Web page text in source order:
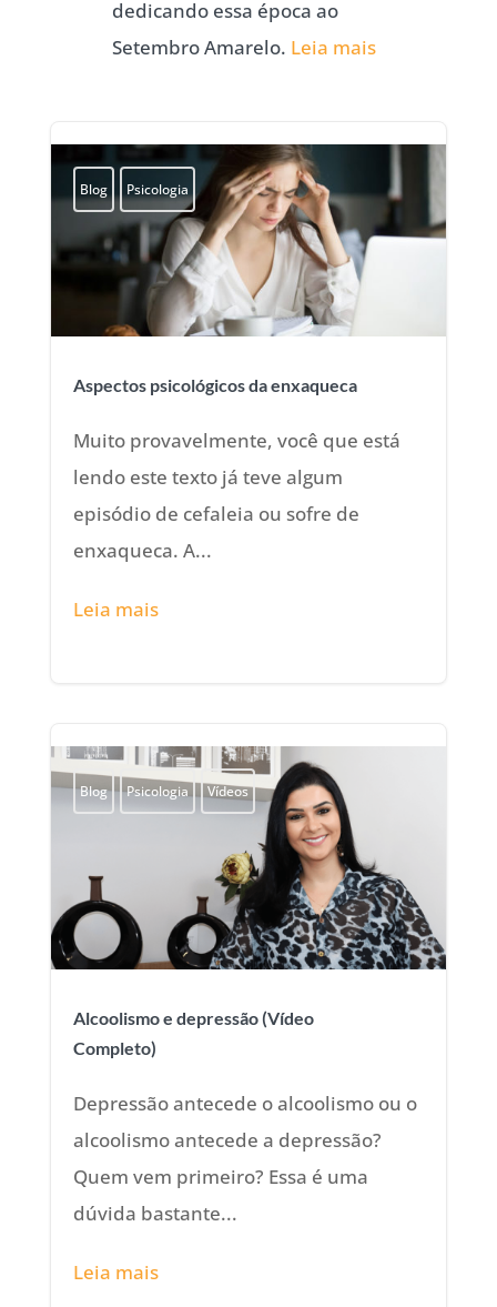
dedicando essa época ao
Setembro Amarelo. Leia mais
Blog Psicologia
Aspectos psicológicos da enxaqueca
Muito provavelmente, você que está
lendo este texto já teve algum
episódio de cefaleia ou sofre de
enxaqueca. A...
Leia mais
Blog Psicologia Vídeos
Alcoolismo e depressão (Vídeo
Completo)
Depressão antecede o alcoolismo ou o
alcoolismo antecede a depressão?
Quem vem primeiro? Essa é uma
dúvida bastante...
Leia mais